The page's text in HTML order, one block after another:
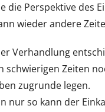
die Perspektive des
wieder andere
Verhandlung
schwierigen Zeiten
zugrunde legen.
nur so kann der